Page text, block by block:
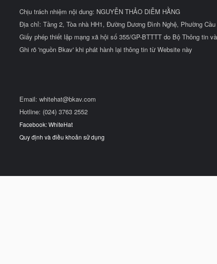
Chịu trách nhiệm nội dung: NGUYỄN THẢO DIỄM HẰNG
Địa chỉ: Tầng 2, Tòa nhà HH1, Đường Dương Đình Nghệ, Phường
Giấy phép thiết lập mạng xã hội số 355/GP-BTTTT do Bộ Thông tin
Ghi rõ 'nguồn Bkav' khi phát hành lại thông tin từ Website này
Email: whitehat@bkav.com
Hotline: (024) 3763 2552
Facebook: WhiteHat
Quy định và điều khoản sử dụng